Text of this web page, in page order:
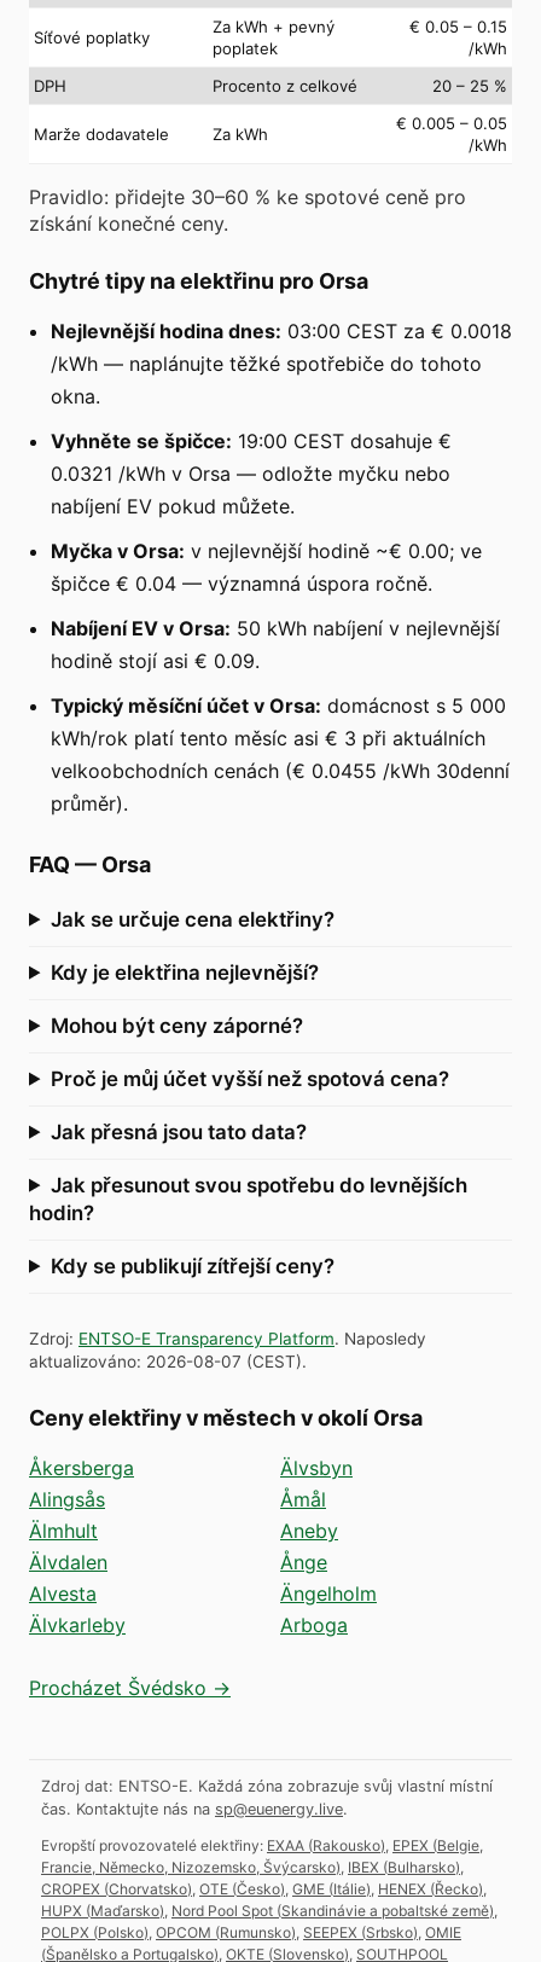
Síťové poplatky
Za kWh + pevný
poplatek
€ 0.05 – 0.15
/kWh
DPH
Procento z celkové 20 – 25 %
Marže dodavatele Za kWh
€ 0.005 – 0.05
/kWh
Pravidlo: přidejte 30–60 % ke spotové ceně pro
získání konečné ceny.
Chytré tipy na elektřinu pro Orsa
Nejlevnější hodina dnes: 03:00 CEST za € 0.0018
/kWh — naplánujte těžké spotřebiče do tohoto
okna.
Vyhněte se špičce: 19:00 CEST dosahuje €
0.0321 /kWh v Orsa — odložte myčku nebo
nabíjení EV pokud můžete.
Myčka v Orsa: v nejlevnější hodině ~€ 0.00; ve
špičce € 0.04 — významná úspora ročně.
Nabíjení EV v Orsa: 50 kWh nabíjení v nejlevnější
hodině stojí asi € 0.09.
Typický měsíční účet v Orsa: domácnost s 5 000
kWh/rok platí tento měsíc asi € 3 při aktuálních
velkoobchodních cenách (€ 0.0455 /kWh 30denní
průměr).
FAQ — Orsa
Jak se určuje cena elektřiny?
Kdy je elektřina nejlevnější?
Mohou být ceny záporné?
Proč je můj účet vyšší než spotová cena?
Jak přesná jsou tato data?
Jak přesunout svou spotřebu do levnějších
hodin?
Kdy se publikují zítřejší ceny?
Zdroj: ENTSO-E Transparency Platform. Naposledy
aktualizováno: 2026-08-07 (CEST).
Ceny elektřiny v městech v okolí Orsa
Åkersberga
Alingsås
Älmhult
Älvdalen
Alvesta
Älvkarleby
Älvsbyn
Åmål
Aneby
Ånge
Ängelholm
Arboga
Procházet Švédsko →
Zdroj dat: ENTSO-E. Každá zóna zobrazuje svůj vlastní místní
čas. Kontaktujte nás na sp@euenergy.live.
Evropští provozovatelé elektřiny: EXAA (Rakousko) EPEX (Belgie,
Francie, Německo, Nizozemsko, Švýcarsko) IBEX (Bulharsko)
CROPEX (Chorvatsko) OTE (Česko) GME (Itálie) HENEX (Řecko)
HUPX (Maďarsko) Nord Pool Spot (Skandinávie a pobaltské země)
POLPX (Polsko) OPCOM (Rumunsko) SEEPEX (Srbsko) OMIE
(Španělsko a Portugalsko) OKTE (Slovensko) SOUTHPOOL